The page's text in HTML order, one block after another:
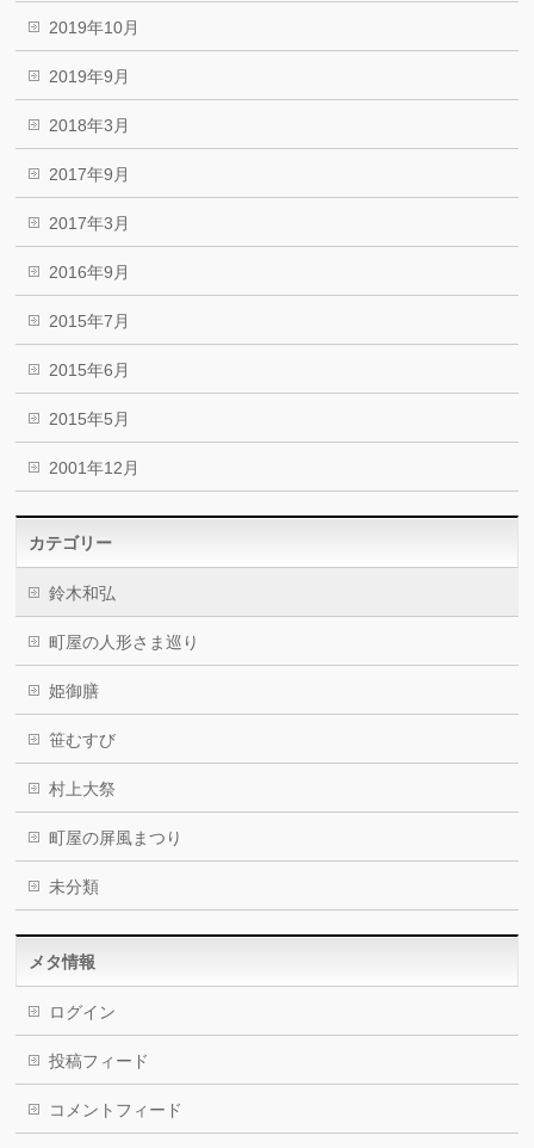
2019年10月
2019年9月
2018年3月
2017年9月
2017年3月
2016年9月
2015年7月
2015年6月
2015年5月
2001年12月
カテゴリー
鈴木和弘
町屋の人形さま巡り
姫御膳
笹むすび
村上大祭
町屋の屏風まつり
未分類
メタ情報
ログイン
投稿フィード
コメントフィード